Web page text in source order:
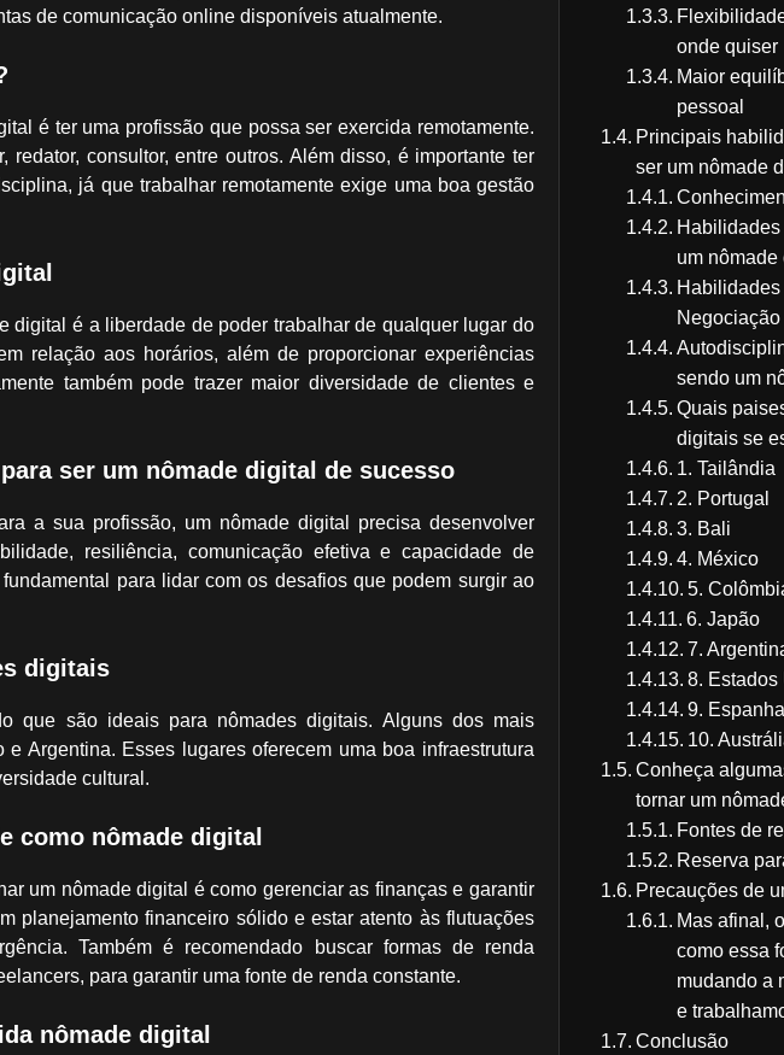
de comunicação online disponíveis atualmente.
é ter uma profissão que possa ser exercida remotamente.
redator, consultor, entre outros. Além disso, é importante ter
já que trabalhar remotamente exige uma boa gestão
digital é a liberdade de poder trabalhar de qualquer lugar do
relação aos horários, além de proporcionar experiências
também pode trazer maior diversidade de clientes e
ser um nômade digital de sucesso
a sua profissão, um nômade digital precisa desenvolver
resiliência, comunicação efetiva e capacidade de
para lidar com os desafios que podem surgir ao
digitais
que são ideais para nômades digitais. Alguns dos mais
Argentina. Esses lugares oferecem uma boa infraestrutura
cultural.
como nômade digital
um nômade digital é como gerenciar as finanças e garantir
planejamento financeiro sólido e estar atento às flutuações
Também é recomendado buscar formas de renda
para garantir uma fonte de renda constante.
nômade digital
onde quiser
Maior
pessoal
Principais
ser um nômade
um nômade
sendo um
Quais
digitais se
1. Tailândia
2. Portugal
3. Bali
4. México
5.
6. Japão
7.
8. Estados
9. Espanha
10.
Conheça
tornar um
Fontes de
Reserva
Precauções de
Mas afinal,
como essa
mudando a
e
Conclusão